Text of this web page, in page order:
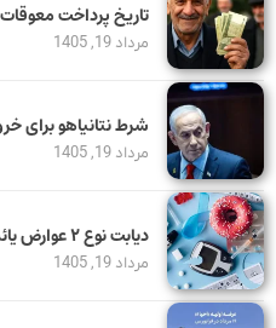
تاریخ پرداخت
مرداد 19, 1405
شرط نتانیاهو برای
مرداد 19, 1405
دیابت نوع ۲ عوارض یائسگی را تشدید می کند
مرداد 19, 1405